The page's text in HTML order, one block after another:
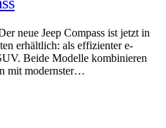
neue Jeep Compass ist jetzt in
erhältlich: als effizienter e-
Beide Modelle kombinieren
mit modernster…